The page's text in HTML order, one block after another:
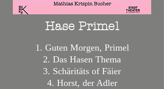
Hase Primel
1. Guten Morgen, Primel
2. Das Hasen Thema
3. Schäritäts of Fäier
4. Horst, der Adler